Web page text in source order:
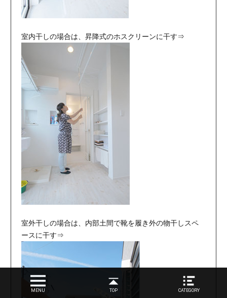
室内干しの場合は、昇降式のホスクリーンに干す⇒
室外干しの場合は、内部土間で靴を履き外の物干しスペ
ースに干す⇒
MENU TOP CATEGORY